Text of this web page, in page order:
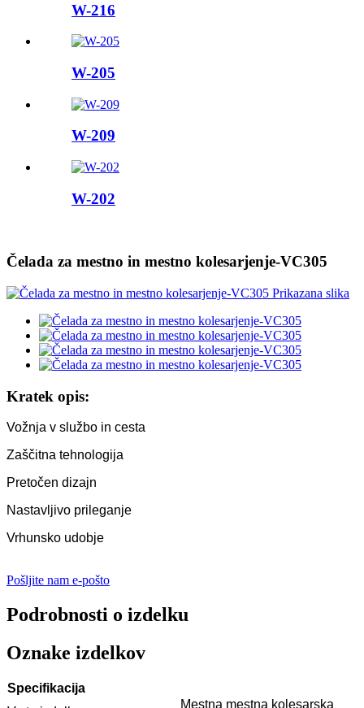
W-216
W-205
W-209
W-202
Čelada za mestno in mestno kolesarjenje-VC305
Kratek opis:
Vožnja v službo in cesta
Zaščitna tehnologija
Pretočen dizajn
Nastavljivo prileganje
Vrhunsko udobje
Pošljite nam e-pošto
Podrobnosti o izdelku
Oznake izdelkov
Specifikacija
Mestna mestna kolesarska